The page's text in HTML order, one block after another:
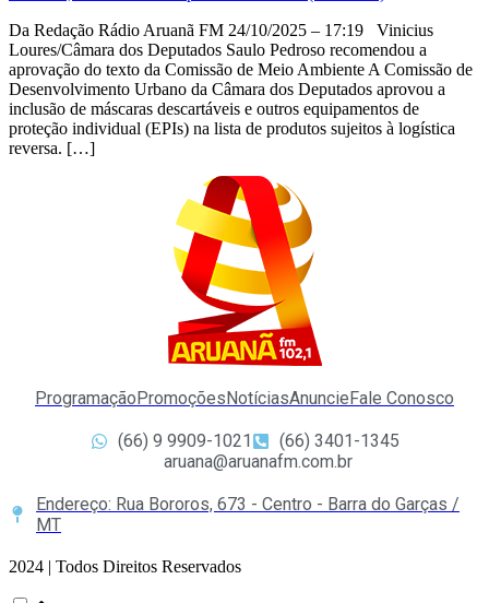
Da Redação Rádio Aruanã FM 24/10/2025 – 17:19 Vinicius
Loures/Câmara dos Deputados Saulo Pedroso recomendou a
aprovação do texto da Comissão de Meio Ambiente A Comissão de
Desenvolvimento Urbano da Câmara dos Deputados aprovou a
inclusão de máscaras descartáveis e outros equipamentos de
proteção individual (EPIs) na lista de produtos sujeitos à logística
reversa. […]
Programação Promoções NotíciasAnuncie Fale Conosco
(66) 9 9909-1021
(66) 3401-1345
aruana@aruanafm.com.br
Endereço: Rua Bororos, 673 - Centro - Barra do Garças /
MT
2024 | Todos Direitos Reservados